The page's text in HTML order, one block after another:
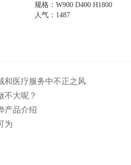
规格：W900 D400 H1800
人气：1487
和医疗服务中不正之风
不大呢？
产品介绍
为